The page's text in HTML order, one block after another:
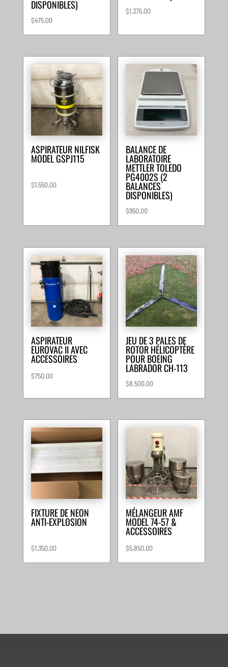
DISPONIBLES)
$475.00
$1,375.00
ASPIRATEUR NILFISK
MODEL GSPJ115
$1,550.00
BALANCE DE
LABORATOIRE
METTLER TOLEDO
PG4002S (2
BALANCES
DISPONIBLES)
$950.00
ASPIRATEUR
EUROVAC II AVEC
ACCESSOIRES
$750.00
JEU DE 3 PALES DE
ROTOR HÉLICOPTÈRE
POUR BOEING
LABRADOR CH-113
$8,500.00
FIXTURE DE NEON
ANTI-EXPLOSION
$1,350.00
MÉLANGEUR AMF
MODEL 74-57 &
ACCESSOIRES
$5,850.00